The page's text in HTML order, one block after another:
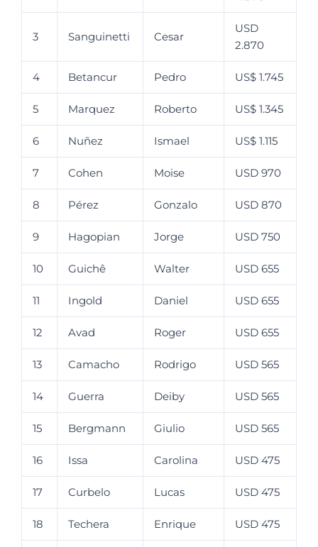
3 Sanguinetti Cesar
USD
2.870
4 Betancur Pedro US$ 1.745
5 Marquez Roberto US$ 1.345
6 Nuñez Ismael US$ 1.115
7 Cohen Moise USD 970
8 Pérez Gonzalo USD 870
9 Hagopian Jorge USD 750
10 Guichê Walter USD 655
11 Ingold Daniel USD 655
12 Avad Roger USD 655
13 Camacho Rodrigo USD 565
14 Guerra Deiby USD 565
15 Bergmann Giulio USD 565
16 Issa Carolina USD 475
17 Curbelo Lucas USD 475
18 Techera Enrique USD 475